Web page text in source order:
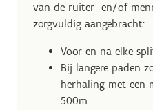
van de ruiter- en/of
zorgvuldig aangebracht:
Voor en na elke
Bij langere paden
herhaling met een
500m.